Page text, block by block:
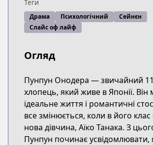
Теги
Драма Психологічний
Сейнєн
Слайс оф лайф
Огляд
Пунпун Онодера — звичайний
хлопець, який живе в Японії. Він
ідеальне життя і романтичні
все змінюється, коли в його
нова дівчина, Аїко Танака. З
Пунпун починає усвідомлювати,